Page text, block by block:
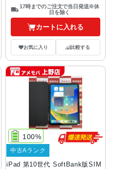
17時までのご注文で当日発送※休
日を除く
カートに入れる
お気に入り 比較する
iPad 第10世代 SoftBank版SIM
100%
中古Aランク